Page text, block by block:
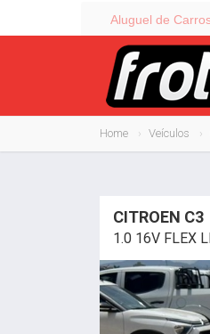
Aluguel de
Home Veículos
CITROEN C3
1.0 16V FLEX